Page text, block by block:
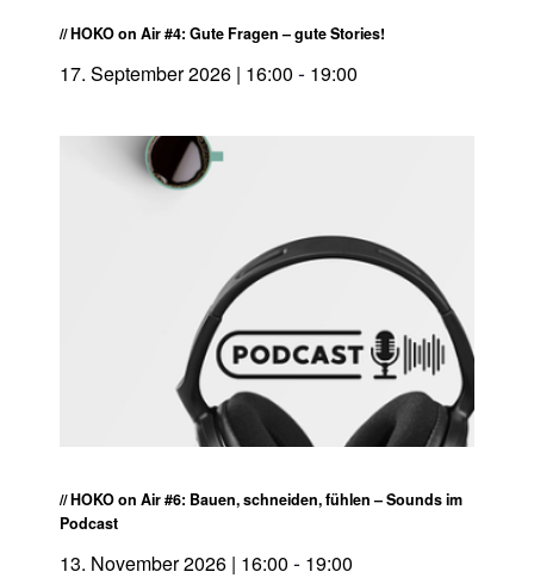
// HOKO on Air #4: Gute Fragen – gute Stories!
17. September 2026 | 16:00 - 19:00
// HOKO on Air #6: Bauen, schneiden, fühlen – Sounds im
Podcast
13. November 2026 | 16:00 - 19:00